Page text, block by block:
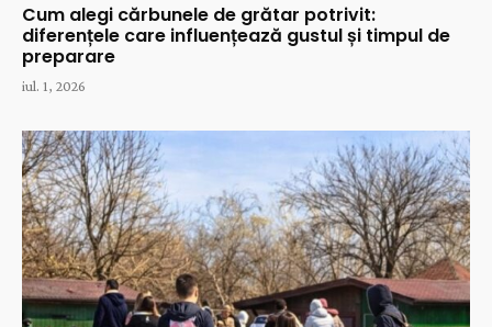
Cum alegi cărbunele de grătar potrivit:
diferențele care influențează gustul și timpul de
preparare
iul. 1, 2026